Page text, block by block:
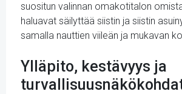
suositun valinnan omakotitalon
haluavat säilyttää siistin ja siistin
samalla nauttien viileän ja mukavan
Ylläpito, kestävyys ja